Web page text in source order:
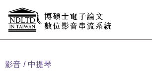
影音 中提琴